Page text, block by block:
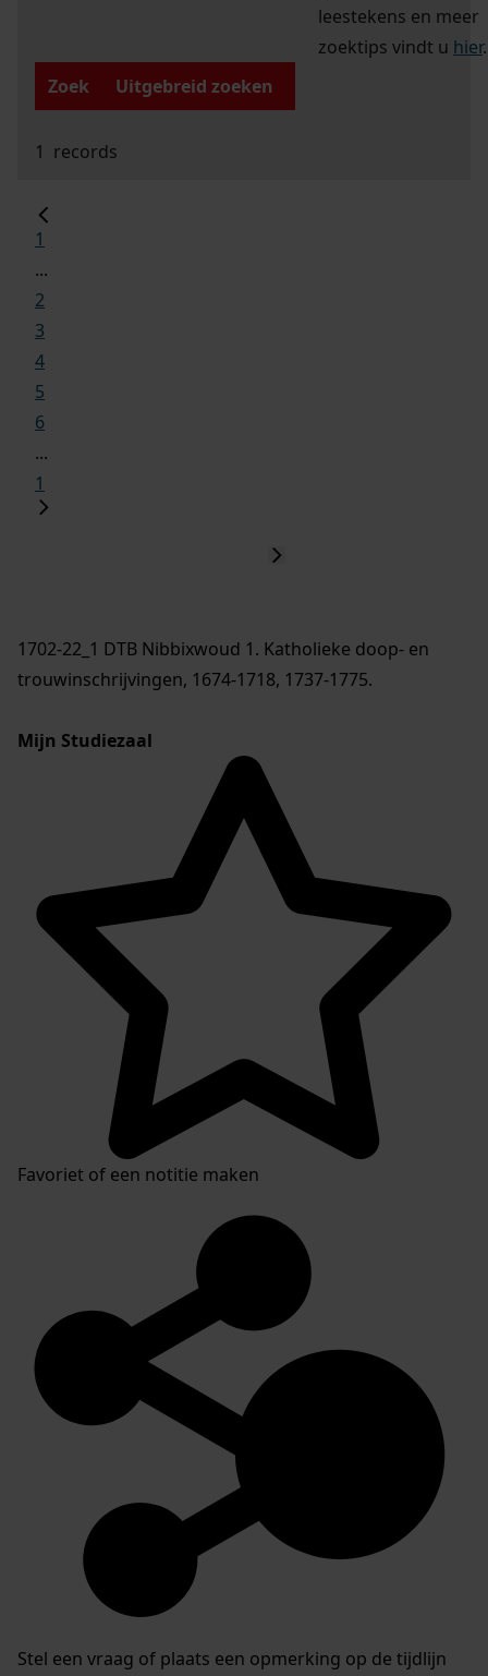
leestekens en meer
zoektips vindt u hier.
Zoek
Uitgebreid zoeken
1 records
1
...
2
3
4
5
6
...
1
1702-22_1 DTB Nibbixwoud 1. Katholieke doop- en
trouwinschrijvingen, 1674-1718, 1737-1775.
Mijn Studiezaal
Favoriet of een notitie maken
Stel een vraag of plaats een opmerking op de tijdlijn